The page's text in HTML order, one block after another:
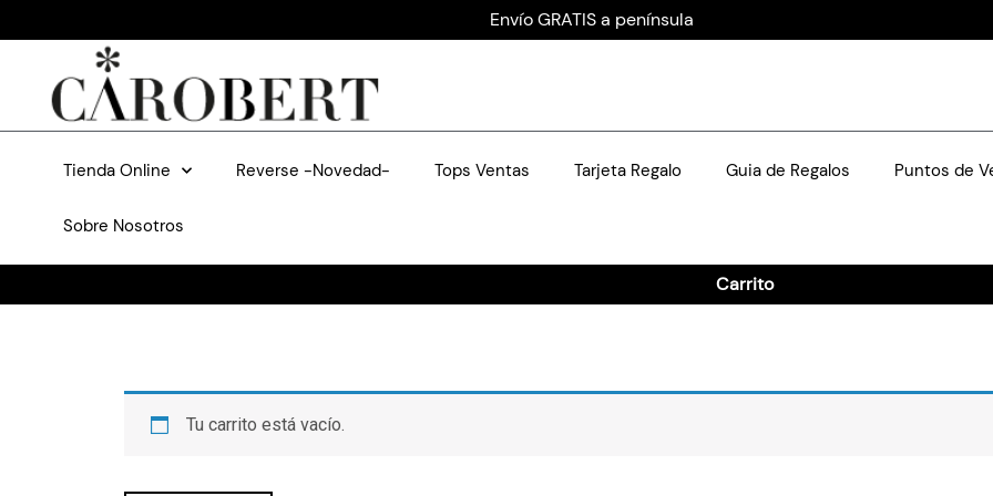
Envío GRATIS a península
Tienda Online Reverse -Novedad- Tops Ventas Tarjeta Regalo Guia de Regalos Puntos de
Sobre Nosotros
Carrito
Tu carrito está vacío.